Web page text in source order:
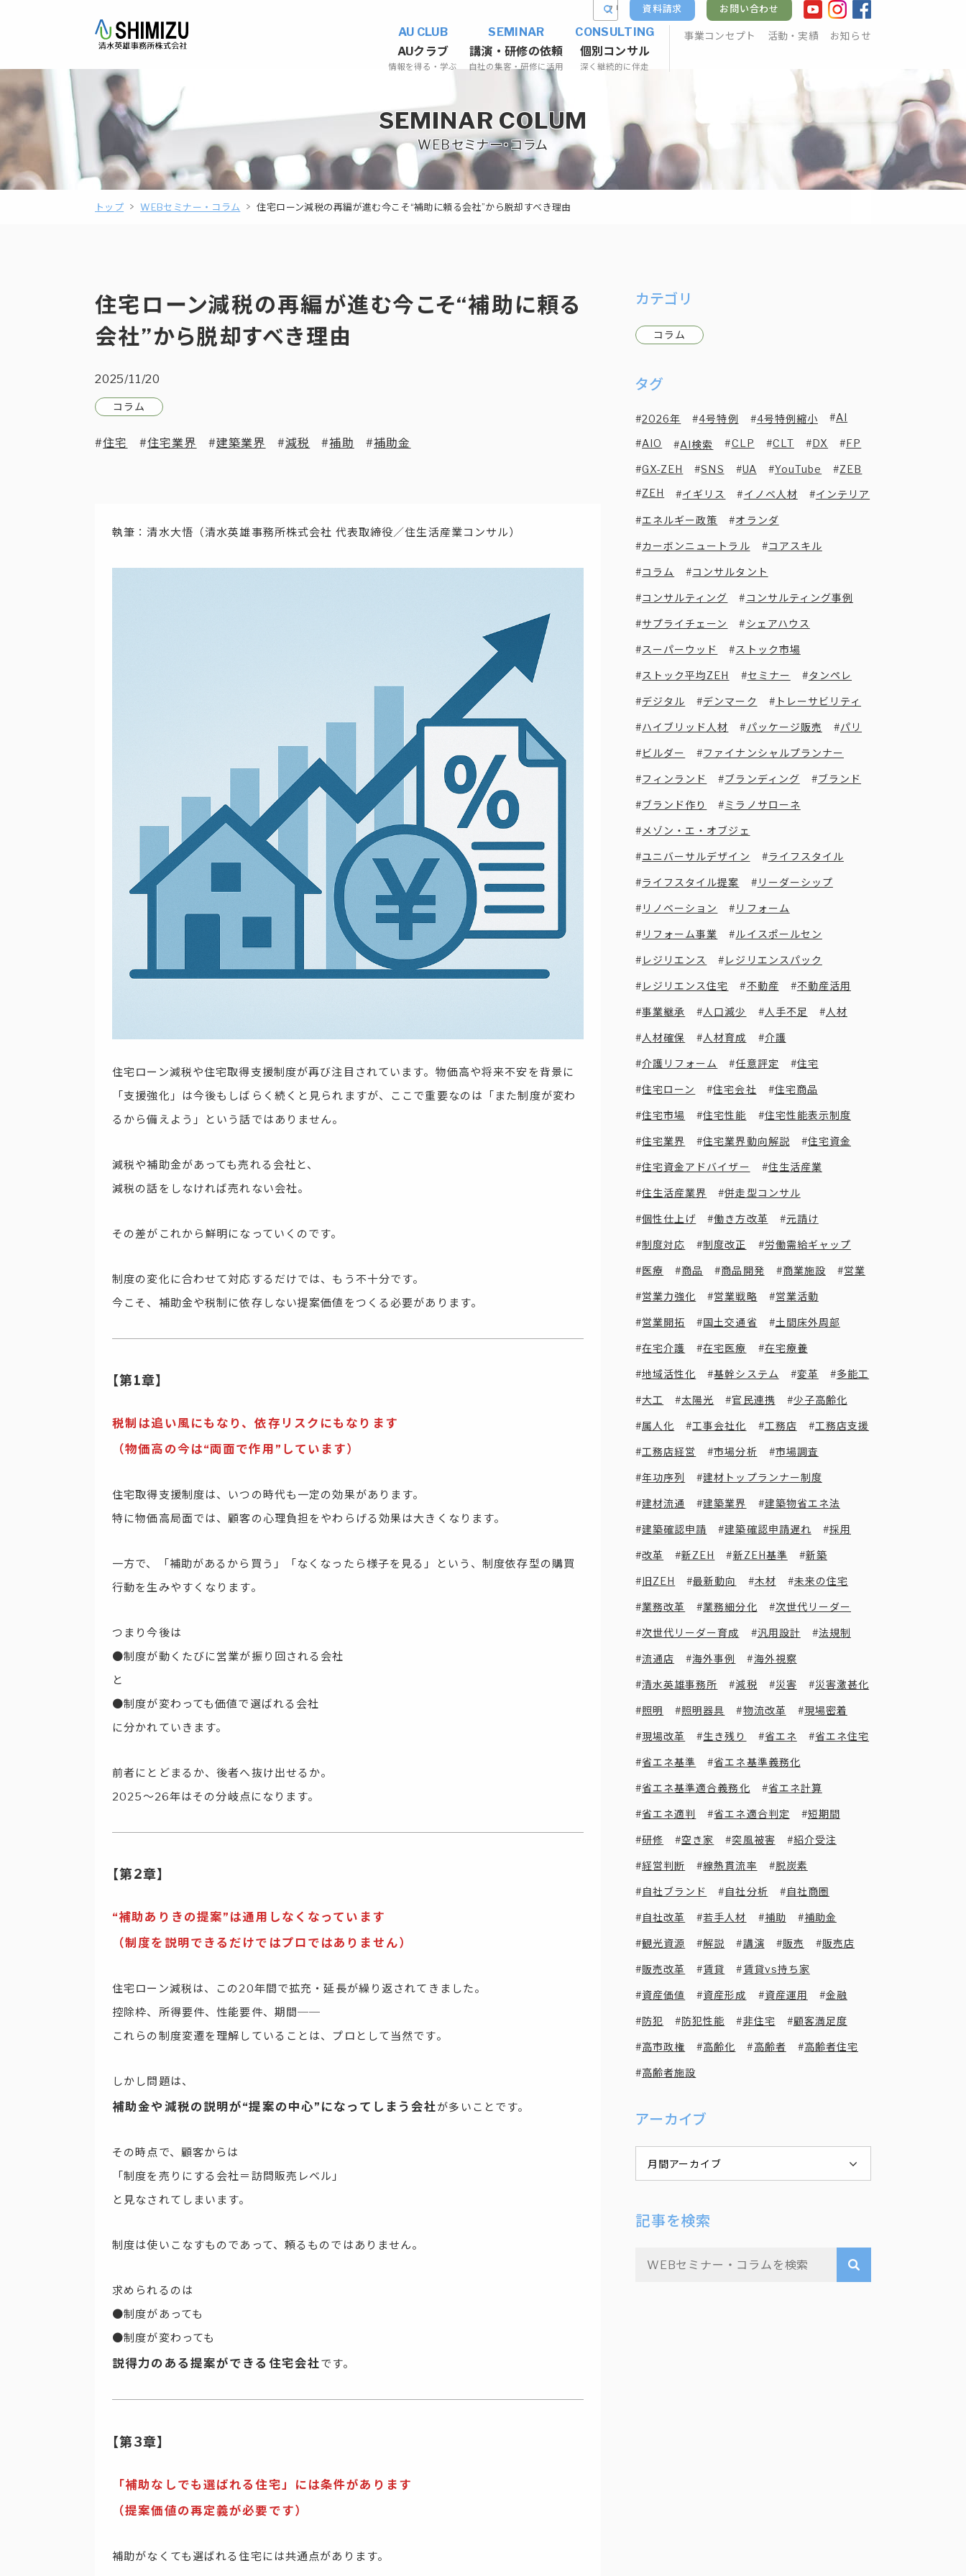
資料請求 お問い合わせ
AU CLUB
AUクラブ
情報を得る・学ぶ
SEMINAR
講演・研修の依頼
自社の集客・研修に活用
CONSULTING
個別コンサル
深く継続的に伴走
事業コンセプト 活動・実績 お知らせ
SEMINAR COLUM
WEBセミナー・コラム
トップ WEBセミナー・コラム 住宅ローン減税の再編が進む今こそ“補助に頼る会社”から脱却すべき理由
住宅ローン減税の再編が進む今こそ“補助に頼る
会社”から脱却すべき理由
2025/11/20
コラム
住宅 住宅業界 建築業界 減税 補助 補助金
執筆：清水大悟（清水英雄事務所株式会社 代表取締役／住生活産業コンサル）
住宅ローン減税や住宅取得支援制度が再び注目されています。物価高や将来不安を背景に
「支援強化」は今後もしばらく続くと見られますが、ここで重要なのは「また制度が変わ
るから備えよう」という話ではありません。
減税や補助金があっても売れる会社と、
減税の話をしなければ売れない会社。
その差がこれから鮮明になっていくのです。
制度の変化に合わせて対応するだけでは、もう不十分です。
今こそ、補助金や税制に依存しない提案価値をつくる必要があります。
【第1章】
税制は追い風にもなり、依存リスクにもなります
（物価高の今は“両面で作用”しています）
住宅取得支援制度は、いつの時代も一定の効果があります。
特に物価高局面では、顧客の心理負担をやわらげる効果は大きくなります。
一方で、「補助があるから買う」「なくなったら様子を見る」という、制度依存型の購買
行動を生みやすくなります。
つまり今後は
●制度が動くたびに営業が振り回される会社
と
●制度が変わっても価値で選ばれる会社
に分かれていきます。
前者にとどまるか、後者へ抜け出せるか。
2025〜26年はその分岐点になります。
【第2章】
“補助ありきの提案”は通用しなくなっています
（制度を説明できるだけではプロではありません）
住宅ローン減税は、この20年間で拡充・延長が繰り返されてきました。
控除枠、所得要件、性能要件、期間──
これらの制度変遷を理解していることは、プロとして当然です。
しかし問題は、
補助金や減税の説明が“提案の中心”になってしまう会社が多いことです。
その時点で、顧客からは
「制度を売りにする会社＝訪問販売レベル」
と見なされてしまいます。
制度は使いこなすものであって、頼るものではありません。
求められるのは
●制度があっても
●制度が変わっても
説得力のある提案ができる住宅会社です。
【第3章】
「補助なしでも選ばれる住宅」には条件があります
（提案価値の再定義が必要です）
補助がなくても選ばれる住宅には共通点があります。
カテゴリ
コラム
タグ
2026年 4号特例 4号特例縮小 AI
AIO AI検索 CLP CLT DX FP
GX-ZEH SNS UA YouTube
ZEB
ZEH
イギリス イノベ人材 インテリア
エネルギー政策 オランダ
カーボンニュートラル コアスキル
コラム コンサルタント
コンサルティング コンサルティング事例
サプライチェーン シェアハウス
スーパーウッド ストック市場
ストック平均ZEH セミナー タンペレ
デジタル デンマーク トレーサビリティ
ハイブリッド人材 パッケージ販売 パリ
ビルダー ファイナンシャルプランナー
フィンランド ブランディング ブランド
ブランド作り ミラノサローネ
メゾン・エ・オブジェ
ユニバーサルデザイン ライフスタイル
ライフスタイル提案 リーダーシップ
リノベーション リフォーム
リフォーム事業 ルイスポールセン
レジリエンス レジリエンスパック
レジリエンス住宅 不動産 不動産活用
事業継承 人口減少 人手不足 人材
人材確保 人材育成 介護
介護リフォーム 任意評定 住宅
住宅ローン 住宅会社 住宅商品
住宅市場 住宅性能 住宅性能表示制度
住宅業界 住宅業界動向解説 住宅資金
住宅資金アドバイザー 住生活産業
住生活産業界 併走型コンサル
個性仕上げ 働き方改革 元請け
制度対応 制度改正 労働需給ギャップ
医療 商品 商品開発 商業施設 営業
営業力強化 営業戦略 営業活動
営業開拓 国土交通省 土間床外周部
在宅介護 在宅医療 在宅療養
地域活性化 基幹システム 変革 多能工
大工 太陽光 官民連携 少子高齢化
属人化 工事会社化 工務店 工務店支援
工務店経営 市場分析 市場調査
年功序列 建材トップランナー制度
建材流通 建築業界 建築物省エネ法
建築確認申請 建築確認申請遅れ 採用
改革 新ZEH 新ZEH基準 新築
旧ZEH 最新動向 木材 未来の住宅
業務改革 業務細分化 次世代リーダー
次世代リーダー育成 汎用設計 法規制
流通店 海外事例 海外視察
清水英雄事務所 減税 災害 災害激甚化
照明 照明器具 物流改革 現場密着
現場改革 生き残り 省エネ 省エネ住宅
省エネ基準 省エネ基準義務化
省エネ基準適合義務化 省エネ計算
省エネ適判 省エネ適合判定 短期間
研修 空き家 突風被害 紹介受注
経営判断 線熱貫流率 脱炭素
自社ブランド 自社分析 自社商圏
自社改革 若手人材 補助 補助金
観光資源 解説 講演 販売 販売店
販売改革 賃貸 賃貸vs持ち家
資産価値 資産形成 資産運用 金融
防犯 防犯性能 非住宅 顧客満足度
高市政権 高齢化 高齢者 高齢者住宅
高齢者施設
アーカイブ
月間アーカイブ
記事を検索